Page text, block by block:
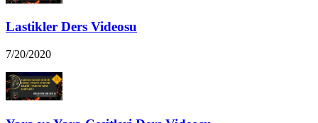
Lastikler Ders Videosu
7/20/2020